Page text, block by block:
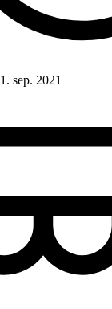
1. sep. 2021